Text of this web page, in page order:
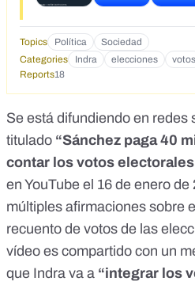
SOLUCIONES DE LA
huella electrónica en la
Sector Público el día 7 de
horas. No se han constatado
la Plataforma de Contratación
Sector Público procede a su
disposición adicional 16.1.h) de
noviembre, de Contratos del
por medios electrónicos de las
fases, transmitiendo primero la
oferta, con cuya recepción se
presentación a todos los
propiamente dicha en un plazo
efectuarse esta segunda
considerará que la oferta ha
constancia de presentación de
Topics Política Sociedad
Categories
Indra elecciones
votos
Reports18
Se está difundiendo en redes
titulado “Sánchez paga 40
contar los votos
en YouTube el 16 de enero
múltiples afirmaciones sobre
recuento de votos de las
vídeo es compartido con un
que Indra va a “integrar los